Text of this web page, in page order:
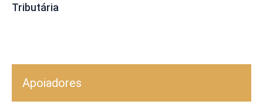
Tributária
Apoiadores